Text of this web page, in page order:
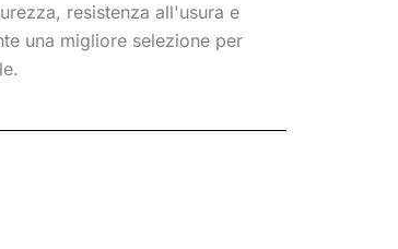
resistenza all'usura e
una migliore selezione per